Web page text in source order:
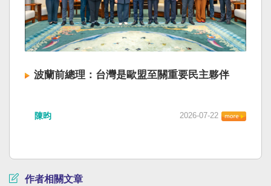
波蘭前總理：台灣是歐盟至關重要民主夥伴
陳昀 2026-07-22
作者相關文章